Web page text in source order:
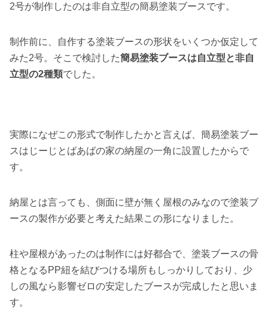
2号が制作したのは非自立型の簡易塗装ブースです。
制作前に、自作する塗装ブースの形状をいくつか仮定して
みた2号。そこで検討した簡易塗装ブースは自立型と非自
立型の2種類でした。
実際になぜこの形式で制作したかと言えば、簡易塗装ブー
スはじーじとばあばの家の納屋の一角に設置したからで
す。
納屋とは言っても、側面に壁が無く屋根のみなので塗装ブ
ースの製作が必要と考えた結果この形になりました。
柱や屋根があったのは制作には好都合で、塗装ブースの骨
格となるPP紐を結びつける場所もしっかりしており、少
しの風なら影響ゼロの安定したブースが完成したと思いま
す。